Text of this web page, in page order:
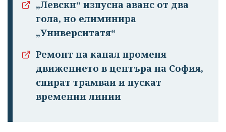
„Левски“ изпусна аванс от два
гола, но елиминира
„Университатя“
Ремонт на канал променя
движението в центъра на София,
спират трамваи и пускат
временни линии